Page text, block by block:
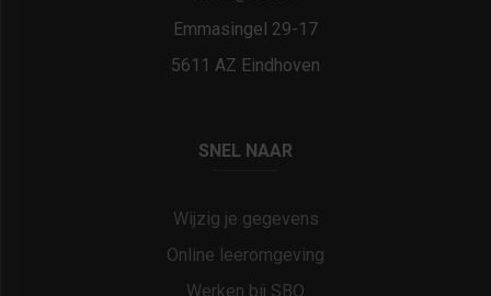
Emmasingel 29-17
5611 AZ Eindhoven
SNEL NAAR
Wijzig je gegevens
Online leeromgeving
Werken bij SBO